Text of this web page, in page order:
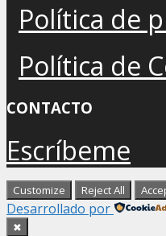
Política de
Política de
CONTACTO
Escríbeme
Customize Reject All
Desarrollado por
✖